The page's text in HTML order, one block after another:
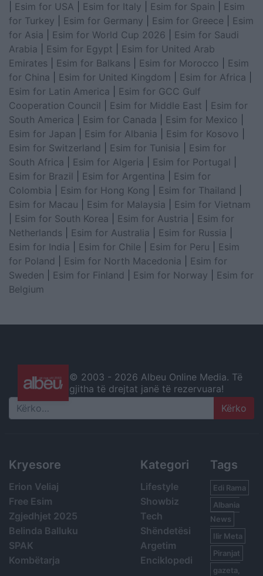
Esim for USA Esim for Italy Esim for Spain
Esim
for Turkey
Esim for Germany Esim for Greece
Esim
for Asia
Esim for World Cup 2026
Esim for Saudi
Arabia
Esim for Egypt
Esim for United Arab
Emirates
Esim for Balkans Esim for Morocco
Esim
for China
Esim for United Kingdom Esim for Africa
Esim for Latin America
Esim for GCC Gulf
Cooperation Council
Esim for Middle East
Esim for
South America
Esim for Canada Esim for Mexico
Esim for Japan
Esim for Albania Esim for Kosovo
Esim for Switzerland
Esim for Tunisia
Esim for
South Africa
Esim for Algeria Esim for Portugal
Esim for Brazil
Esim for Argentina
Esim for
Colombia
Esim for Hong Kong Esim for Thailand
Esim for Macau
Esim for Malaysia
Esim for Vietnam
Esim for South Korea Esim for Austria
Esim for
Netherlands
Esim for Australia Esim for Russia
Esim for India
Esim for Chile Esim for Peru
Esim
for Poland
Esim for North Macedonia
Esim for
Sweden
Esim for Finland Esim for Norway
Esim for
Belgium
© 2003 - 2026 Albeu Online Media. Të
gjitha të drejtat janë të rezervuara!
Search
Kryesore
Erion Veliaj
Free Esim
Zgjedhjet 2025
Belinda Balluku
SPAK
Kombëtarja
Kategori
Lifestyle
Showbiz
Tech
Shëndetësi
Argetim
Enciklopedi
Tags
Edi Rama
Albania
News
Ilir Meta
Piranjat
gazeta,